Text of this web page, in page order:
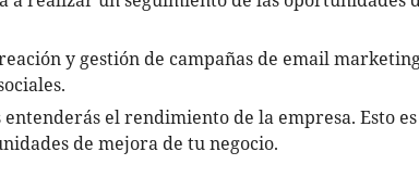
y gestión de campañas de email
el rendimiento de la empresa. Esto es
de mejora de tu negocio.